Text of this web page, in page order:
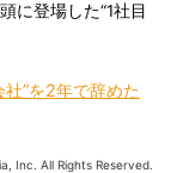
に登場した“1社目
”を2年で辞めた
Inc. All Rights Reserved.